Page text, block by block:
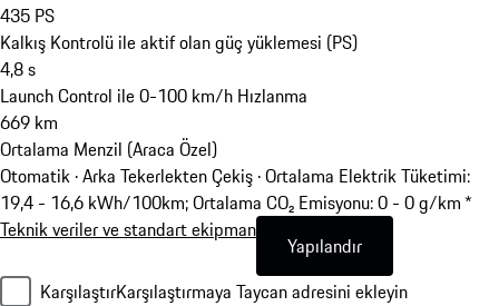
435 PS
Kalkış Kontrolü ile aktif olan güç yüklemesi (PS)
4,8s
Launch Control ile 0-100 km/h Hızlanma
669 km
Ortalama Menzil (Araca Özel)
Otomatik · Arka Tekerlekten Çekiş ·Ortalama Elektrik Tüketimi:
19,4 - 16,6 kWh/100km; Ortalama CO₂ Emisyonu: 0 - 0 g/km *
Teknik veriler ve standart ekipman
Yapılandır
KarşılaştırKarşılaştırmaya Taycan adresini ekleyin